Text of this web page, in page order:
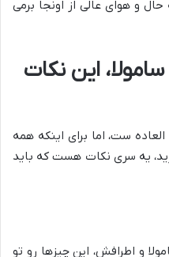
و هوای عالی از اونجا برمی
این نکات
ست، اما برای اینکه همه
یه سری نکات هست که باید
و اطرافش، این چیزها رو تو